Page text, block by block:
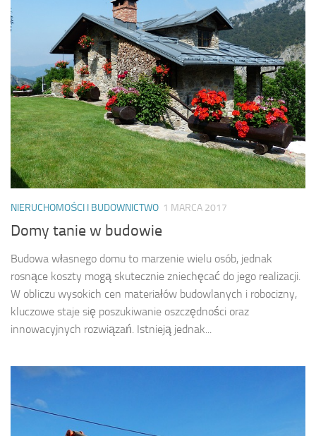
NIERUCHOMOŚCI I BUDOWNICTWO 1 MARCA 2017
Domy tanie w budowie
Budowa własnego domu to marzenie wielu osób, jednak
rosnące koszty mogą skutecznie zniechęcać do jego realizacji.
W obliczu wysokich cen materiałów budowlanych i robocizny,
kluczowe staje się poszukiwanie oszczędności oraz
innowacyjnych rozwiązań. Istnieją jednak...